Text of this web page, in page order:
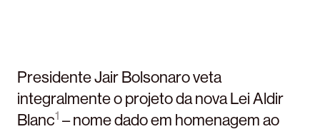
Presidente Jair Bolsonaro veta
integralmente o projeto da nova Lei Aldir
Blanc1 – nome dado em homenagem ao